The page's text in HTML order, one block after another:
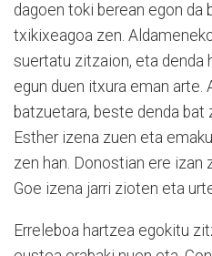
dagoen toki berean egon da
txikixeagoa zen.
suertatu zitzaion, eta denda
egun duen itxura eman arte.
batzuetara, beste denda bat
Esther izena zuen eta
zen han. Donostian ere izan
Goe izena jarri zioten eta
Erreleboa hartzea egokitu